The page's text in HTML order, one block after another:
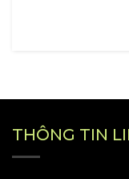
THÔNG TIN